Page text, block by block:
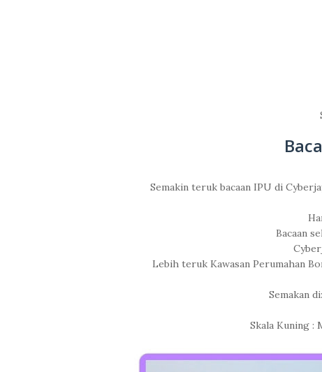
Semakin teruk bacaan IPU di
Bacaan
Lebih teruk Kawasan Perumahan
Semakan di:
Skala Kuning :